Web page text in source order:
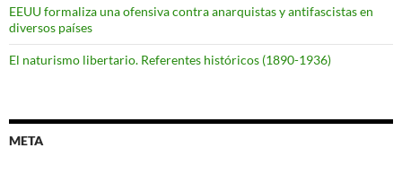
EEUU formaliza una ofensiva contra anarquistas y antifascistas en
diversos países
El naturismo libertario. Referentes históricos (1890-1936)
META